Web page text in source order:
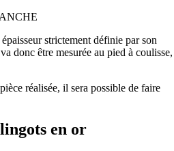
strictement définie par son
donc être mesurée au pied à coulisse,
réalisée, il sera possible de faire
en or